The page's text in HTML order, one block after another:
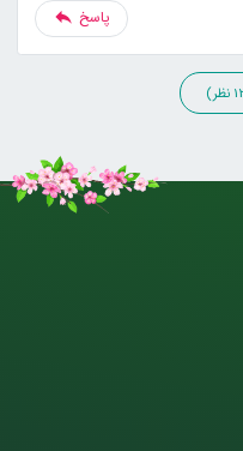
پاسخ